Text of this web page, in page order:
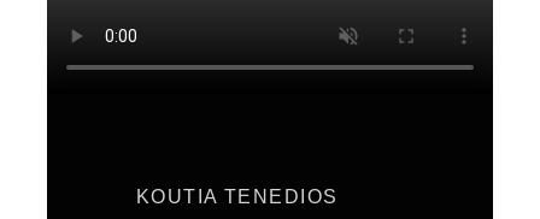
KOUTIA TENEDIOS